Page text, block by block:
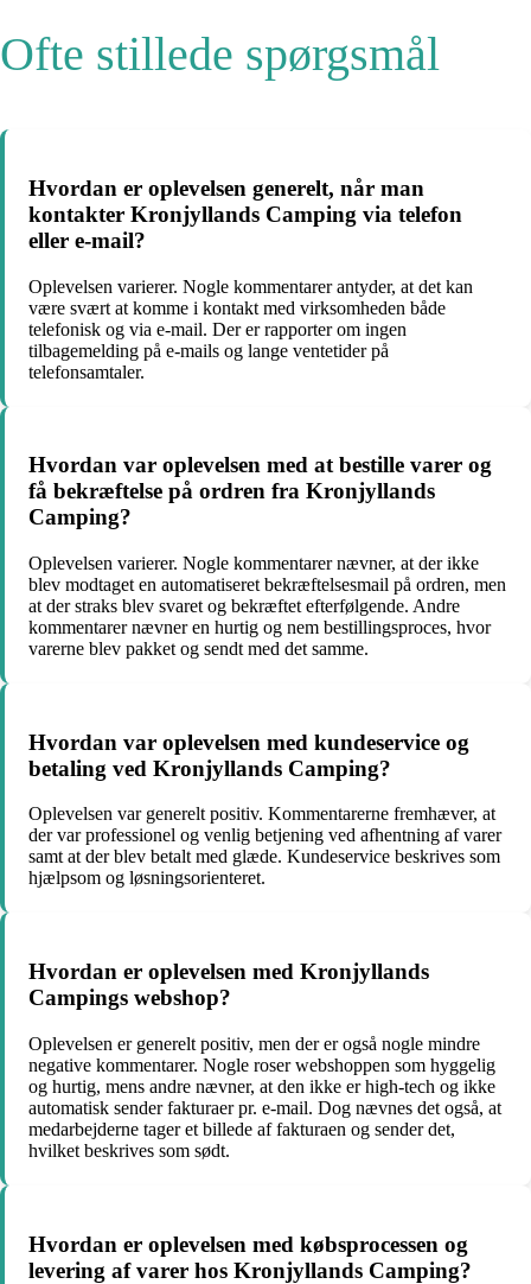
Ofte stillede spørgsmål
Hvordan er oplevelsen generelt, når man
kontakter Kronjyllands Camping via telefon
eller e-mail?
Oplevelsen varierer. Nogle kommentarer antyder, at det kan
være svært at komme i kontakt med virksomheden både
telefonisk og via e-mail. Der er rapporter om ingen
tilbagemelding på e-mails og lange ventetider på
telefonsamtaler.
Hvordan var oplevelsen med at bestille varer og
få bekræftelse på ordren fra Kronjyllands
Camping?
Oplevelsen varierer. Nogle kommentarer nævner, at der ikke
blev modtaget en automatiseret bekræftelsesmail på ordren, men
at der straks blev svaret og bekræftet efterfølgende. Andre
kommentarer nævner en hurtig og nem bestillingsproces, hvor
varerne blev pakket og sendt med det samme.
Hvordan var oplevelsen med kundeservice og
betaling ved Kronjyllands Camping?
Oplevelsen var generelt positiv. Kommentarerne fremhæver, at
der var professionel og venlig betjening ved afhentning af varer
samt at der blev betalt med glæde. Kundeservice beskrives som
hjælpsom og løsningsorienteret.
Hvordan er oplevelsen med Kronjyllands
Campings webshop?
Oplevelsen er generelt positiv, men der er også nogle mindre
negative kommentarer. Nogle roser webshoppen som hyggelig
og hurtig, mens andre nævner, at den ikke er high-tech og ikke
automatisk sender fakturaer pr. e-mail. Dog nævnes det også, at
medarbejderne tager et billede af fakturaen og sender det,
hvilket beskrives som sødt.
Hvordan er oplevelsen med købsprocessen og
levering af varer hos Kronjyllands Camping?